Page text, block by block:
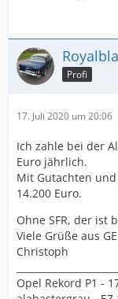
Profi
17. Juli 2020 um 20:06
Ich zahle bei der
Euro jährlich.
Mit Gutachten
14.200 Euro.
Ohne SFR, der ist
Viele Grüße aus GE
Christoph
Opel Rekord P1 -